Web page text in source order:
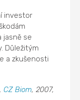
investor
jasně se
Důležitým
a zkušenosti
CZ Biom, 2007,